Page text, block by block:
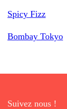
Spicy Fizz
Bombay Tokyo
Suivez nous !